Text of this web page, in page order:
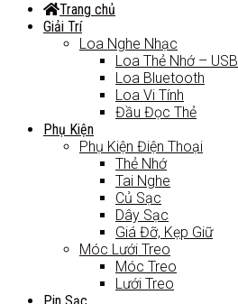
Trang chủ
Giải Trí
Loa Nghe Nhạc
Loa Thẻ Nhớ – USB
Loa Bluetooth
Loa Vi Tính
Đầu Đọc Thẻ
Phụ Kiện
Phụ Kiện Điện Thoại
Thẻ Nhớ
Tai Nghe
Củ Sạc
Dây Sạc
Giá Đỡ, Kẹp Giữ
Móc Lưới Treo
Móc Treo
Lưới Treo